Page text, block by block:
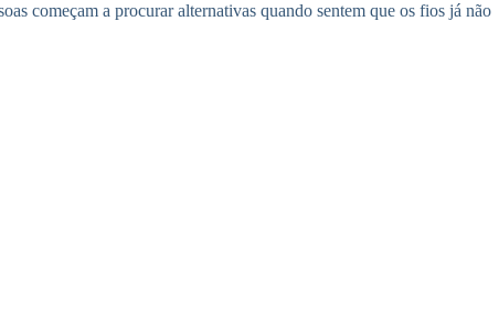
começam a procurar alternativas quando sentem que os fios já não